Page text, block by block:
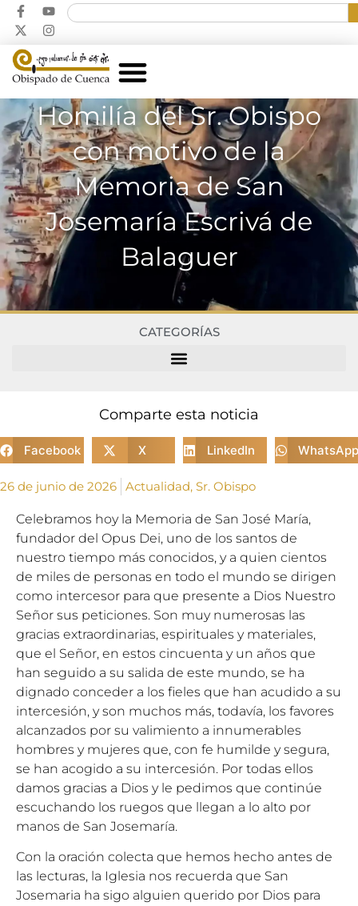
Homilía del Sr. Obispo
con motivo de la
Memoria de San
Josemaría Escrivá de
Balaguer
CATEGORÍAS
Comparte esta noticia
Facebook X LinkedIn WhatsApp
26 de junio de 2026 Actualidad, Sr. Obispo
Celebramos hoy la Memoria de San José María,
fundador del Opus Dei, uno de los santos de
nuestro tiempo más conocidos, y a quien cientos
de miles de personas en todo el mundo se dirigen
como intercesor para que presente a Dios Nuestro
Señor sus peticiones. Son muy numerosas las
gracias extraordinarias, espirituales y materiales,
que el Señor, en estos cincuenta y un años que
han seguido a su salida de este mundo, se ha
dignado conceder a los fieles que han acudido a su
intercesión, y son muchos más, todavía, los favores
alcanzados por su valimiento a innumerables
hombres y mujeres que, con fe humilde y segura,
se han acogido a su intercesión. Por todas ellos
damos gracias a Dios y le pedimos que continúe
escuchando los ruegos que llegan a lo alto por
manos de San Josemaría.
Con la oración colecta que hemos hecho antes de
las lecturas, la Iglesia nos recuerda que San
Josemaria ha sigo alguien querido por Dios para